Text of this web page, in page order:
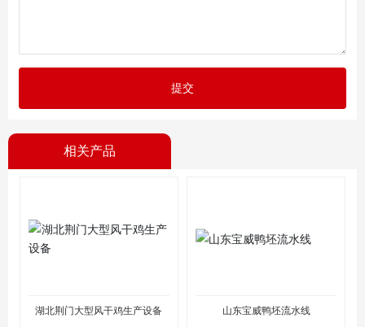
提交
相关产品
湖北荆门大型风干鸡生产设备 山东宝威鸭坯流水线